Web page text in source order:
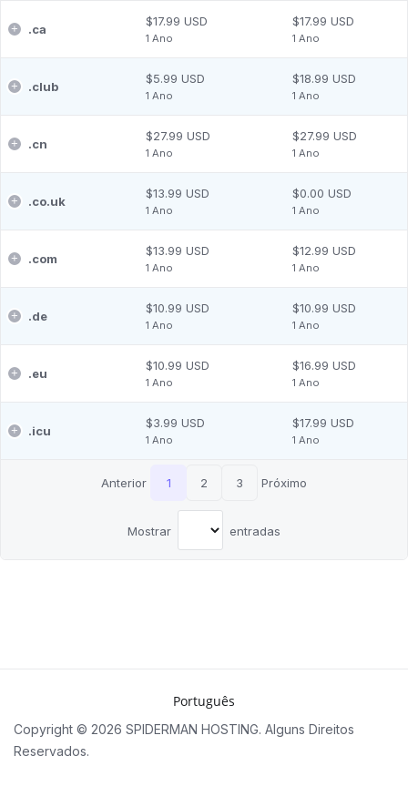
.ca
$17.99 USD
1 Ano
$17.99 USD
1 Ano
.club
$5.99 USD
1 Ano
$18.99 USD
1 Ano
.cn
$27.99 USD
1 Ano
$27.99 USD
1 Ano
.co.uk
$13.99 USD
1 Ano
$0.00 USD
1 Ano
.com
$13.99 USD
1 Ano
$12.99 USD
1 Ano
.de
$10.99 USD
1 Ano
$10.99 USD
1 Ano
.eu
$10.99 USD
1 Ano
$16.99 USD
1 Ano
.icu
$3.99 USD
1 Ano
$17.99 USD
1 Ano
Anterior 1 2 3 Próximo
Mostrar entradas
Copyright © 2026 SPIDERMAN HOSTING. Alguns Direitos
Reservados.
Português